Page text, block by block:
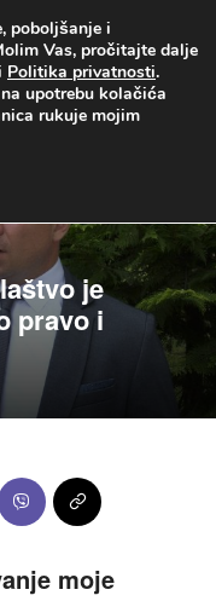
je
pravo i
moje
poboljšanje i
Vas, pročitajte dalje
Politika privatnosti.
upotrebu kolačića
rukuje mojim